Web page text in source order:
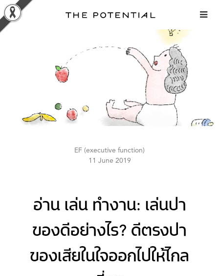
Skip
to
content
EF (executive function)
11 June 2019
อ่าน เล่น ทำงาน: เล่นปา
ของดีอย่างไร? ดีตรงปา
ของเสียในใจออกไปให้ไกล